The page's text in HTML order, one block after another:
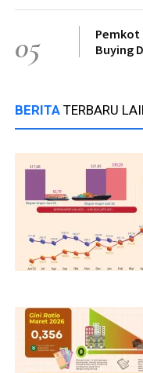
05
Pemkot
Buying
BERITA TERBARU